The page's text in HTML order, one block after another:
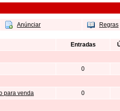
Anúnciar Regras
Entradas
0
para venda
0